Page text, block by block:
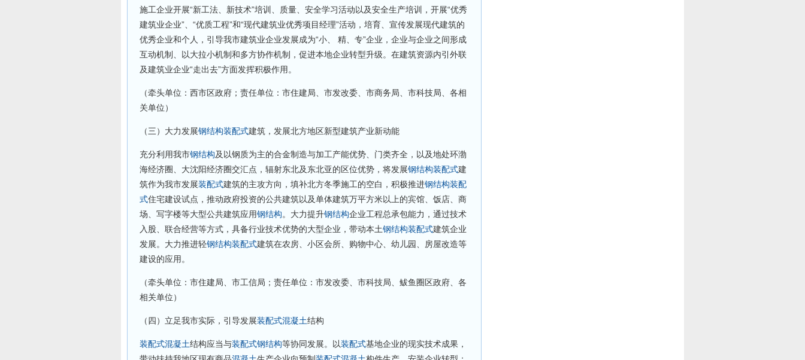
施工企业开展“新工法、新技术”培训、质量、安全学习活动以及安全生产培训，开展“优秀
建筑业企业”、“优质工程”和“现代建筑业优秀项目经理”活动，培育、宣传发展现代建筑的
优秀企业和个人，引导我市建筑业企业发展成为“小、 精、专”企业，企业与企业之间形成
互动机制、以大拉小机制和多方协作机制，促进本地企业转型升级。在建筑资源内引外联
及建筑业企业“走出去”方面发挥积极作用。
（牵头单位：西市区政府；责任单位：市住建局、市发改委、市商务局、市科技局、各相
关单位）
（三）大力发展钢结构装配式建筑，发展北方地区新型建筑产业新动能
充分利用我市钢结构及以钢质为主的合金制造与加工产能优势、门类齐全，以及地处环渤
海经济圈、大沈阳经济圈交汇点，辐射东北及东北亚的区位优势，将发展钢结构装配式建
筑作为我市发展装配式建筑的主攻方向，填补北方冬季施工的空白，积极推进钢结构装配
式住宅建设试点，推动政府投资的公共建筑以及单体建筑万平方米以上的宾馆、饭店、商
场、写字楼等大型公共建筑应用钢结构。大力提升钢结构企业工程总承包能力，通过技术
入股、联合经营等方式，具备行业技术优势的大型企业，带动本土钢结构装配式建筑企业
发展。大力推进轻钢结构装配式建筑在农房、小区会所、购物中心、幼儿园、房屋改造等
建设的应用。
（牵头单位：市住建局、市工信局；责任单位：市发改委、市科技局、鲅鱼圈区政府、各
相关单位）
（四）立足我市实际，引导发展装配式混凝土结构
装配式混凝土结构应当与装配式钢结构等协同发展。以装配式基地企业的现实技术成果，